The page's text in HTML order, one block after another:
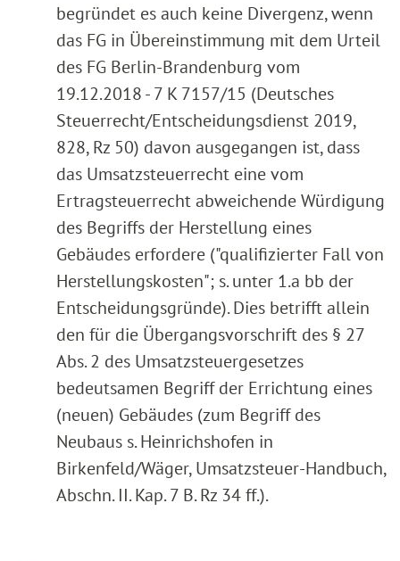
begründet es auch keine Divergenz, wenn
das FG in Übereinstimmung mit dem Urteil
des FG Berlin-Brandenburg vom
19.12.2018 - 7 K 7157/15 (Deutsches
Steuerrecht/Entscheidungsdienst 2019,
828, Rz 50) davon ausgegangen ist, dass
das Umsatzsteuerrecht eine vom
Ertragsteuerrecht abweichende Würdigung
des Begriffs der Herstellung eines
Gebäudes erfordere ("qualifizierter Fall von
Herstellungskosten"; s. unter 1.a bb der
Entscheidungsgründe). Dies betrifft allein
den für die Übergangsvorschrift des § 27
Abs. 2 des Umsatzsteuergesetzes
bedeutsamen Begriff der Errichtung eines
(neuen) Gebäudes (zum Begriff des
Neubaus s. Heinrichshofen in
Birkenfeld/Wäger, Umsatzsteuer-Handbuch,
Abschn. II. Kap. 7 B. Rz 34 ff.).